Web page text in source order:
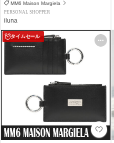
MM6 Maison Margiela
PERSONAL SHOPPER
iluna
タイムセール